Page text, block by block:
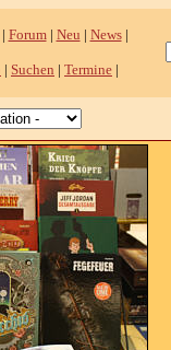
Forum| Neu | News|
| Suchen | Termine |